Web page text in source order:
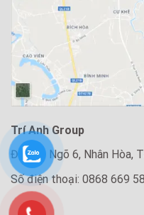
Trí Anh Group
Địa chỉ: Ngõ 6, Nhân Hòa,
Số điện thoại: 0868 669